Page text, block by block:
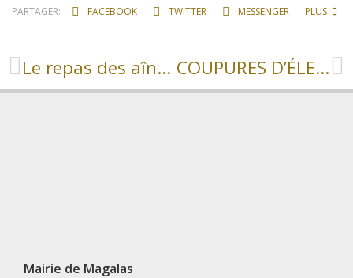
PARTAGER: FACEBOOK TWITTER MESSENGER PLUS
Le repas des aînés approche ! COUPURES D’ÉLECTRICITÉ.
Mairie de Magalas